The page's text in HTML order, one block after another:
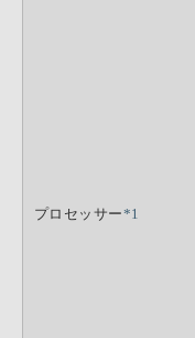
プロセッサー*1